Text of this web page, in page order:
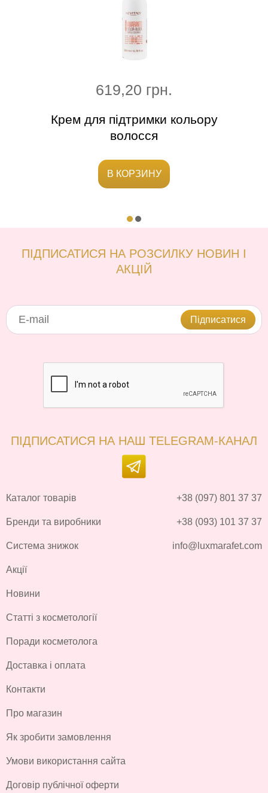
619,20 грн.
Крем для підтримки кольору
волосся
В КОРЗИНУ
ПІДПИСАТИСЯ НА РОЗСИЛКУ НОВИН І
АКЦІЙ
Підписатися
ПІДПИСАТИСЯ НА НАШ TELEGRAM-КАНАЛ
Каталог товарів
Бренди та виробники
Система знижок
Акції
Новини
Статті з косметології
Поради косметолога
Доставка і оплата
Контакти
Про магазин
Як зробити замовлення
Умови використання сайта
Договір публічної оферти
+38 (097) 801 37 37
+38 (093) 101 37 37
info@luxmarafet.com